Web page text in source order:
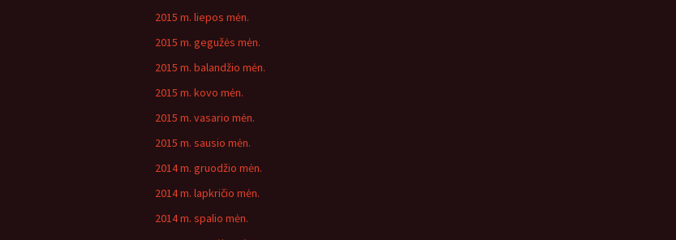
2015 m. liepos mėn.
2015 m. gegužės mėn.
2015 m. balandžio mėn.
2015 m. kovo mėn.
2015 m. vasario mėn.
2015 m. sausio mėn.
2014 m. gruodžio mėn.
2014 m. lapkričio mėn.
2014 m. spalio mėn.